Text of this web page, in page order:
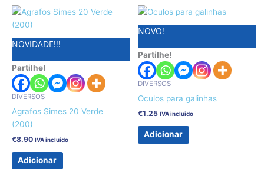
NOVIDADE!!!
Partilhe!
DIVERSOS
Agrafos Simes 20 Verde
(200)
€8.90 IVA incluido
Adicionar
NOVO!
Partilhe!
DIVERSOS
Oculos para galinhas
€1.25 IVA incluido
Adicionar